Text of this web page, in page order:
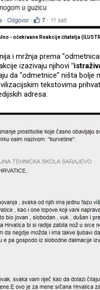
- očekivane Reakcije čitatelja
i mržnja prema
izazivaju njihovi
da "odmetnice" ništa bolje
tekstovima
adresa.